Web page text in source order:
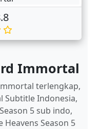
Immortal
terlengkap,
Subtitle Indonesia,
5 sub indo,
Season 5